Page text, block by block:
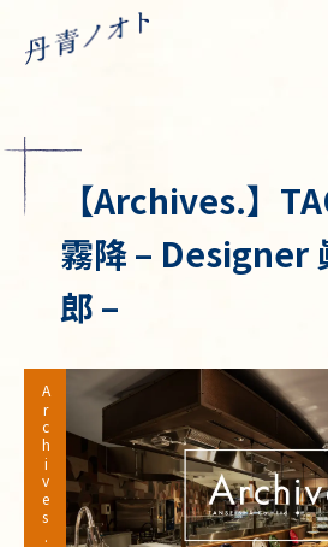
【Archives.】
霧降 – Designer
郎 –
Archives.